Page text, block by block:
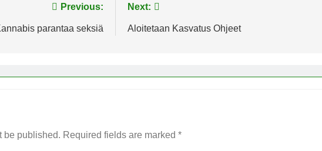
Previous:
parantaa seksiä
Next:
Aloitetaan Kasvatus Ohjeet
be published. Required fields are marked *